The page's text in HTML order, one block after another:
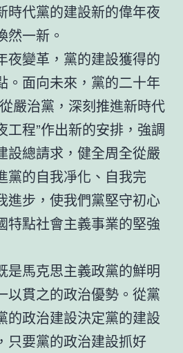
時代黨的建設新的偉年夜
然一新。
夜變革，黨的建設獲得的
。面向未來，黨的二十年
嚴治黨，深刻推進新時代
工程”作出新的安排，強調
設總請求，健全周全從嚴
黨的自我凈化、自我完
進步，使我們黨堅守初心
特點社會主義事業的堅強
是馬克思主義政黨的鮮明
以貫之的政治優勢。從黨
的政治建設決定黨的建設
只要黨的政治建設抓好